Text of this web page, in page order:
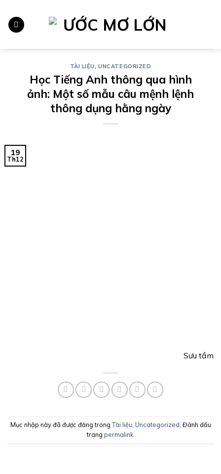
đến
nội
TÀI LIỆU,UNCATEGORIZED
Học Tiếng Anh thông qua hình
ảnh: Một số mẫu câu mệnh lệnh
thông dụng hằng ngày
19
Th12
Sưu tầm
Mục nhập này đã được đăng trongTài liệu, Uncategorized. Đánh dấu
trang permalink.